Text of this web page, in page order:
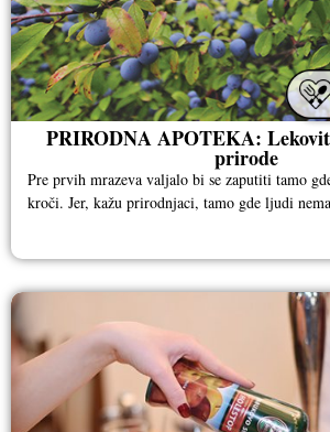
PRIRODNA APOTEKA:
prirode
Pre prvih mrazeva valjalo bi se zaputiti tamo
kroči. Jer, kažu prirodnjaci, tamo gde ljudi